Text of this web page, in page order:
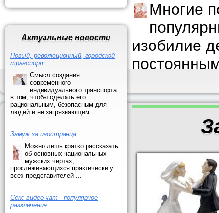
Актуальные новости
Новый, революционный, городской
транспорт
Смысл создания
современного
индивидуального транспорта
в том, чтобы сделать его
рациональным, безопасным для
людей и не загрязняющим ...
Замуж за иностранца
Можно лишь кратко рассказать
об основных национальных
мужских чертах,
прослеживающихся практически у
всех представителей ...
Секс видео чат - популярное
развлечение ...
Многие
изобилие